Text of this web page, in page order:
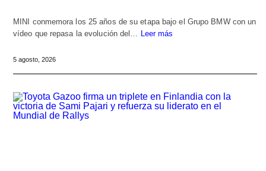
MINI conmemora los 25 años de su etapa bajo el Grupo BMW con un
vídeo que repasa la evolución del… Leer más
5 agosto, 2026